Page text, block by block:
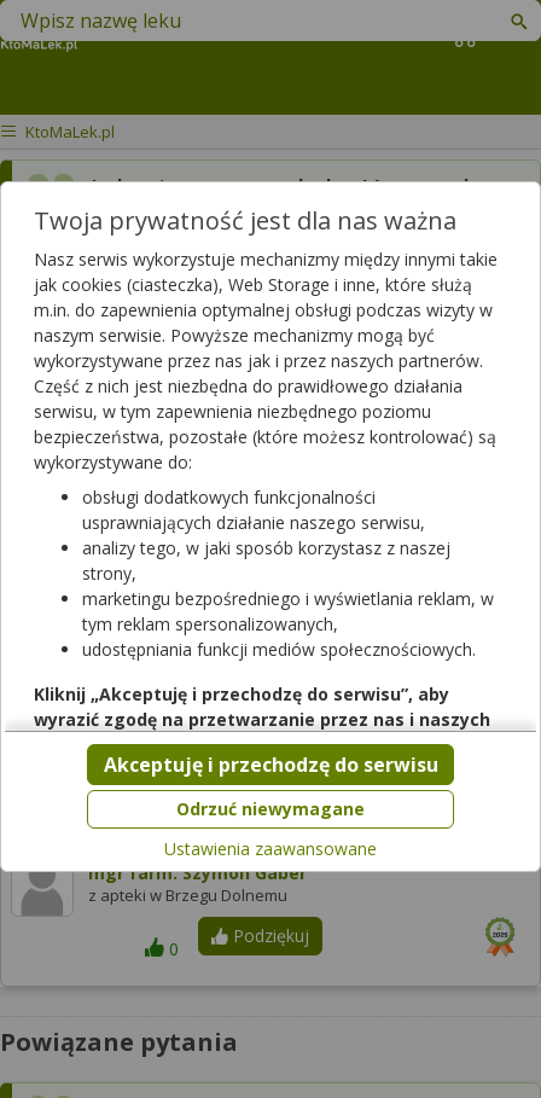
Koszyk
Znajdź lek w swojej okolicy
KtoMaLek.pl
Jaka jest cena żelu Ketonal
25mg
Dotyczy ulotkiKetonal
Dotyczy:Kobieta, 39 lat
Zobacz, która apteka w Twoim mieście ma lekKetonal
Sprawdzaj dostępność leków w ponad aptek w całej Polsce!
Sprawdź teraz
Odpowiedzi farmaceutów
zależna od apteki
mgr farm. Szymon Gaber
z apteki w Brzegu Dolnemu
Podziękuj
0
Powiązane pytania
Twoja prywatność jest dla nas ważna
Nasz serwis wykorzystuje mechanizmy między innymi takie
jak cookies (ciasteczka), Web Storage i inne, które służą
m.in. do zapewnienia optymalnej obsługi podczas wizyty w
naszym serwisie. Powyższe mechanizmy mogą być
wykorzystywane przez nas jak i przez naszych partnerów.
Część z nich jest niezbędna do prawidłowego działania
serwisu, w tym zapewnienia niezbędnego poziomu
bezpieczeństwa, pozostałe (które możesz kontrolować) są
wykorzystywane do:
obsługi dodatkowych funkcjonalności
usprawniających działanie naszego serwisu,
analizy tego, w jaki sposób korzystasz z naszej
strony,
marketingu bezpośredniego i wyświetlania reklam, w
tym reklam spersonalizowanych,
udostępniania funkcji mediów społecznościowych.
Kliknij „Akceptuję i przechodzę do serwisu”, aby
wyrazić zgodę na przetwarzanie przez nas i naszych
partnerów Twoich danych w powyższych celach.
Pamiętaj, że wyrażenie zgody jest dobrowolne, a wyrażoną
zgodę możesz w każdej chwili cofnąć, możesz też wycofać
zgodę na przetwarzanie Twoich danych tylko w niektórych
celach. Jeżeli chcesz dowiedzieć się więcej lub chcesz
przeprowadzić konfigurację szczegółową, to możesz tego
dokonać za pomocą „Ustawień zaawansowanych”.
Więcej informacji na temat wykorzystywania narzędzi
Serwisu.
Odrzuć niewymagane
Akceptuję i przechodzę do serwisu
Ustawienia zaawansowane